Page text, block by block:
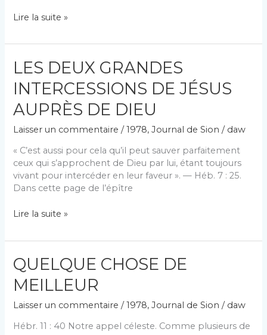
L’ÉPREUVE
PATIENCE
Lire la suite »
LES DEUX GRANDES
INTERCESSIONS DE JÉSUS
AUPRÈS DE DIEU
Laisser un commentaire /1978,Journal de Sion / daw
« C’est aussi pour cela qu’il peut sauver parfaitement
ceux qui s’approchent de Dieu par lui, étant toujours
vivant pour intercéder en leur faveur ». — Héb. 7 : 25.
Dans cette page de l’épître
LES
GRANDES
DE
JÉSUS
AUPRÈS
DE
Lire la suite »
QUELQUE CHOSE DE
MEILLEUR
Laisser un commentaire /1978,Journal de Sion / daw
Hébr. 11 : 40 Notre appel céleste. Comme plusieurs de